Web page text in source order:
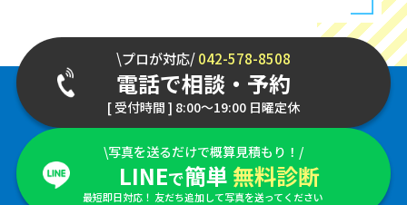
\プロが対応/042-578-8508
電話で相談・予約
[ 受付時間 ] 8:00～19:00 日曜定休
\写真を送るだけで概算見積もり！/
LINEで簡単 無料診断
最短即日対応！ 友だち追加して写真を送ってください